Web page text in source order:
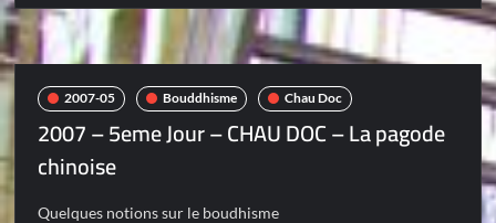
2007-05 Bouddhisme Chau Doc
2007 – 5eme Jour – CHAU DOC – La pagode
chinoise
Quelques notions sur le boudhisme